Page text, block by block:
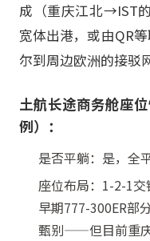
成（重庆江北→IST
宽体出港，或由QR
尔到周边欧洲的接驳
土航长途商务舱座
例）：
是否平躺：是，全
座位布局：1-2-1交
早期777-300ER部
甄别——但目前重